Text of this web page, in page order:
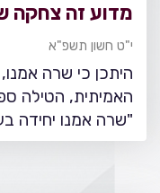
מדוע זה צחקה
י"ט חשון תשפ"א
היתכן כי שרה
האמיתית, הטילה
"שרה אמנו יחידה